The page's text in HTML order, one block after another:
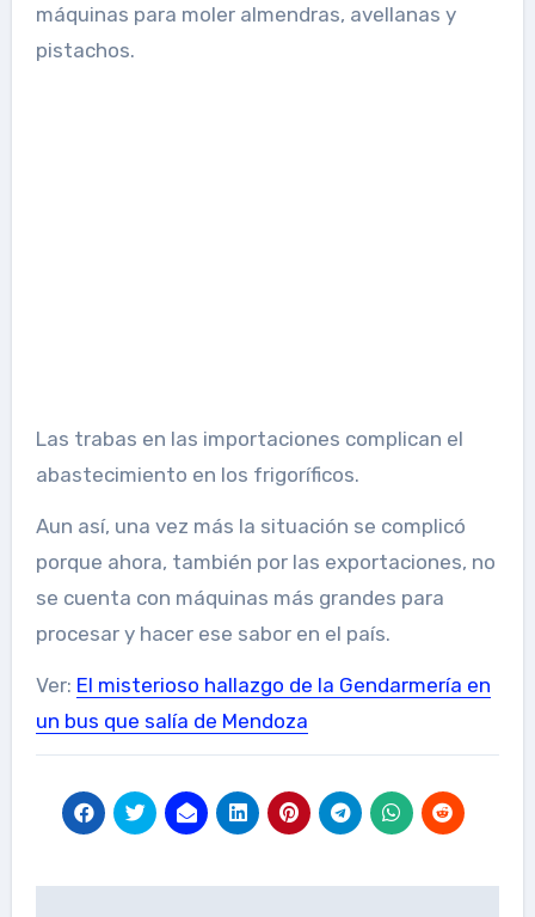
máquinas para moler almendras, avellanas y
pistachos.
Las trabas en las importaciones complican el
abastecimiento en los frigoríficos.
Aun así, una vez más la situación se complicó
porque ahora, también por las exportaciones, no
se cuenta con máquinas más grandes para
procesar y hacer ese sabor en el país.
Ver: El misterioso hallazgo de la Gendarmería en
un bus que salía de Mendoza